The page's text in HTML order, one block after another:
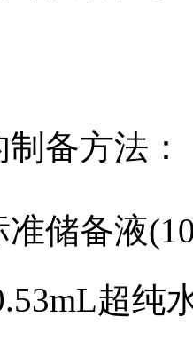
备方法：
储备液
超纯